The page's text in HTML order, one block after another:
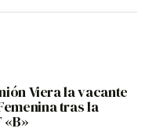
Viera la vacante
tras la
«B»